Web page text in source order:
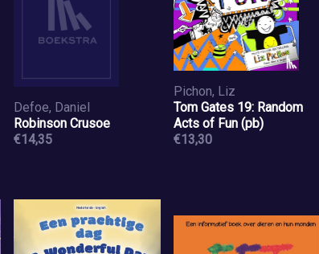
Defoe, Daniel
Robinson Crusoe
€14,35
Pichon, Liz
Tom Gates 19: Random
Acts of Fun (pb)
€13,30